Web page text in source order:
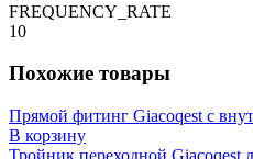
FREQUENCY_RATE
10
Похожие товары
Прямой фитинг Giacoqest с
В корзину